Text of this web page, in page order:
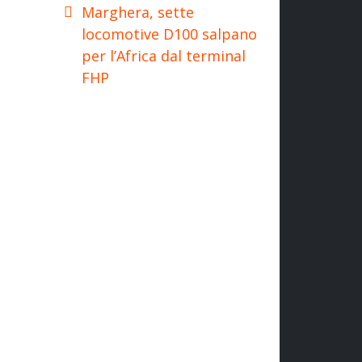
Marghera, sette
locomotive D100 salpano
per l’Africa dal terminal
FHP